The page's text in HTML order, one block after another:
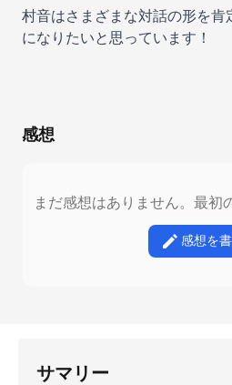
村音はさまざまな対話の形を肯
になりたいと思っています！
感想
まだ感想はありません。最初
感想を書
サマリー